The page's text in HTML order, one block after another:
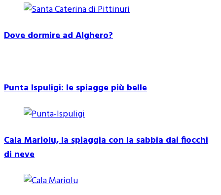
Dove dormire ad Alghero?
Punta Ispuligi: le spiagge più belle
Cala Mariolu, la spiaggia con la sabbia dai fiocchi
di neve